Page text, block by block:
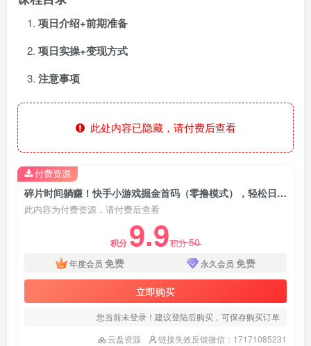
项日介绍+前期准备
项日实操+变现方式
注意事项
此处内容已隐藏，请付费后查看
碎片时间躺赚！快手小游戏掘金首码（零撸模式），轻松日入 500 +
此内容为付费资源，请付费后查看
积分 9.9积分50
年度会员 免费 永久会员 免费
立即购买
您当前未登录！建议登陆后购买，可保存购买订单
云盘资源
链接失效反馈微信：17171085231
付费资源